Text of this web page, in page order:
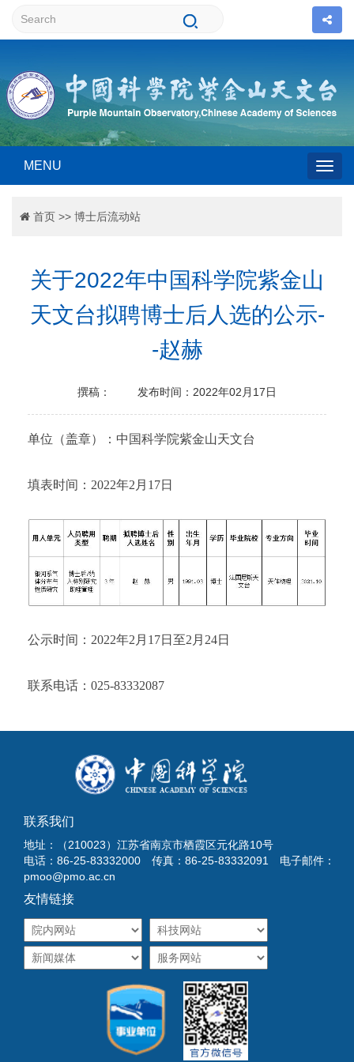
MENU
首页 >> 博士后流动站
关于2022年中国科学院紫金山
天文台拟聘博士后人选的公示-
-赵赫
撰稿： 发布时间：2022年02月17日
单位（盖章）：中国科学院紫金山天文台
填表时间：2022年2月17日
公示时间：2022年2月17日至2月24日
联系电话：025-83332087
联系我们
地址：（210023）江苏省南京市栖霞区元化路10号
电话：86-25-83332000 传真：86-25-83332091 电子邮件：
pmoo@pmo.ac.cn
友情链接